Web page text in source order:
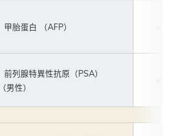
甲胎蛋白 （AFP） ✔
前列腺特異性抗原（PSA）
（男性）
✔